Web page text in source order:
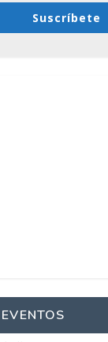
Suscríbete